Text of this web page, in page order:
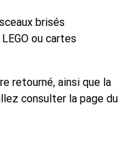
brisés
ou cartes
retourné, ainsi que la
consulter la page du